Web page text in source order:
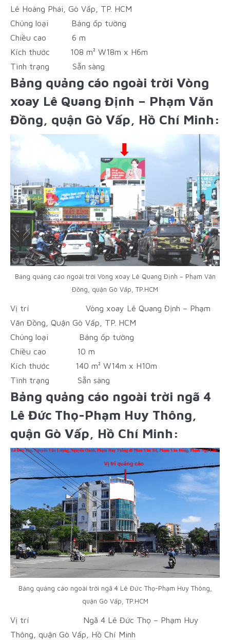
Lê Hoàng Phái, Gò Vấp, TP. HCM
Chủng loại Bảng ốp tường
Chiều cao 6 m
Kích thước
108 m² W18m x H6m
Tình trạng Sẵn sàng
Bảng quảng cáo ngoài trời Vòng
xoay Lê Quang Định – Phạm Văn
Đồng, quận Gò Vấp, Hồ Chí Minh:
Bảng quảng cáo ngoài trời Vòng xoay Lê Quang Định – Phạm Văn
Đồng, quận Gò Vấp, TP.HCM
Vị trí Vòng xoay Lê Quang Định – Phạm
Văn Đồng, Quận Gò Vấp, TP. HCM
Chủng loại Bảng ốp tường
Chiều cao
10 m
Kích thước
140 m² W14m x H10m
Tình trạng Sẵn sàng
Bảng quảng cáo ngoài trời ngã 4
Lê Đức Thọ-Phạm Huy Thông,
quận Gò Vấp, Hồ Chí Minh:
Bảng quảng cáo ngoài trời ngã 4 Lê Đức Thọ-Phạm Huy Thông,
quận Gò Vấp, TP.HCM
Vị trí Ngã 4 Lê Đức Thọ – Phạm Huy
Thông, quận Gò Vấp, Hồ Chí Minh